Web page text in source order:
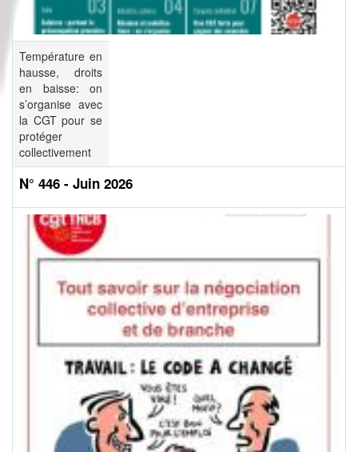
Température en
hausse, droits
en baisse: on
s’organise avec
la CGT pour se
protéger
collectivement
N° 446 - Juin 2026